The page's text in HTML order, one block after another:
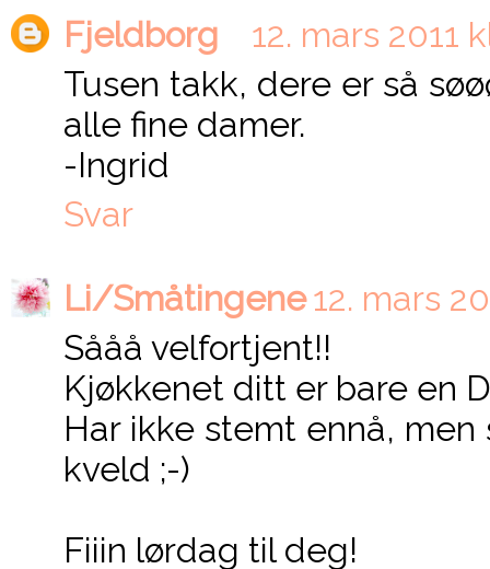
Fjeldborg
12. mars 2011
Tusen takk, dere er så
alle fine damer.
-Ingrid
Svar
Li/Småtingene12. mars
Sååå velfortjent!!
Kjøkkenet ditt er bare en
Har ikke stemt ennå,
kveld ;-)
Fiiin lørdag til deg!